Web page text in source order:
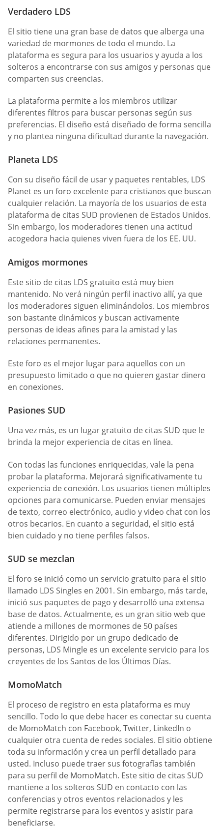
Verdadero LDS
El sitio tiene una gran base de datos que alberga una
variedad de mormones de todo el mundo. La
plataforma es segura para los usuarios y ayuda a los
solteros a encontrarse con sus amigos y personas que
comparten sus creencias.
La plataforma permite a los miembros utilizar
diferentes filtros para buscar personas según sus
preferencias. El diseño está diseñado de forma sencilla
y no plantea ninguna dificultad durante la navegación.
Planeta LDS
Con su diseño fácil de usar y paquetes rentables, LDS
Planet es un foro excelente para cristianos que buscan
cualquier relación. La mayoría de los usuarios de esta
plataforma de citas SUD provienen de Estados Unidos.
Sin embargo, los moderadores tienen una actitud
acogedora hacia quienes viven fuera de los EE. UU.
Amigos mormones
Este sitio de citas LDS gratuito está muy bien
mantenido. No verá ningún perfil inactivo allí, ya que
los moderadores siguen eliminándolos. Los miembros
son bastante dinámicos y buscan activamente
personas de ideas afines para la amistad y las
relaciones permanentes.
Este foro es el mejor lugar para aquellos con un
presupuesto limitado o que no quieren gastar dinero
en conexiones.
Pasiones SUD
Una vez más, es un lugar gratuito de citas SUD que le
brinda la mejor experiencia de citas en línea.
Con todas las funciones enriquecidas, vale la pena
probar la plataforma. Mejorará significativamente tu
experiencia de conexión. Los usuarios tienen múltiples
opciones para comunicarse. Pueden enviar mensajes
de texto, correo electrónico, audio y video chat con los
otros becarios. En cuanto a seguridad, el sitio está
bien cuidado y no tiene perfiles falsos.
SUD se mezclan
El foro se inició como un servicio gratuito para el sitio
llamado LDS Singles en 2001. Sin embargo, más tarde,
inició sus paquetes de pago y desarrolló una extensa
base de datos. Actualmente, es un gran sitio web que
atiende a millones de mormones de 50 países
diferentes. Dirigido por un grupo dedicado de
personas, LDS Mingle es un excelente servicio para los
creyentes de los Santos de los Últimos Días.
MomoMatch
El proceso de registro en esta plataforma es muy
sencillo. Todo lo que debe hacer es conectar su cuenta
de MomoMatch con Facebook, Twitter, LinkedIn o
cualquier otra cuenta de redes sociales. El sitio obtiene
toda su información y crea un perfil detallado para
usted. Incluso puede traer sus fotografías también
para su perfil de MomoMatch. Este sitio de citas SUD
mantiene a los solteros SUD en contacto con las
conferencias y otros eventos relacionados y les
permite registrarse para los eventos y asistir para
beneficiarse.